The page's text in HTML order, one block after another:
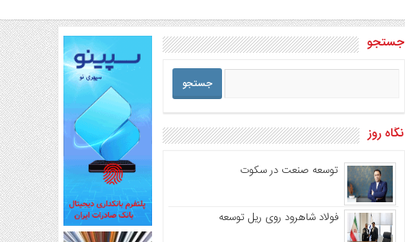
جستجو
نگاه روز
توسعه صنعت در سکوت
فولاد شاهرود روی ریل توسعه